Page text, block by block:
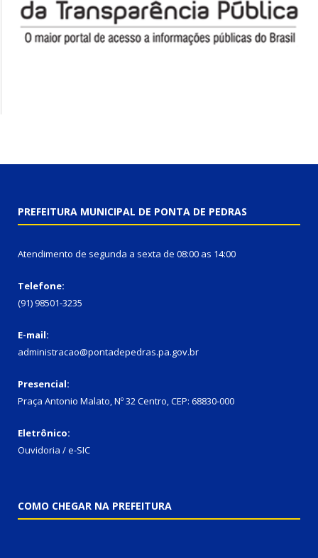
PREFEITURA MUNICIPAL DE PONTA DE PEDRAS
Atendimento de segunda a sexta de 08:00 as 14:00
Telefone:
(91) 98501-3235
E-mail:
administracao@pontadepedras.pa.gov.br
Presencial:
Praça Antonio Malato, Nº 32 Centro, CEP: 68830-000
Eletrônico:
Ouvidoria / e-SIC
COMO CHEGAR NA PREFEITURA